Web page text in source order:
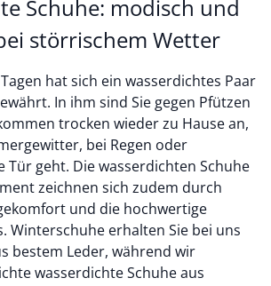
Schuhe: modisch und
störrischem Wetter
hat sich ein wasserdichtes Paar
In ihm sind Sie gegen Pfützen
trocken wieder zu Hause an,
bei Regen oder
Tür geht. Die wasserdichten Schuhe
zeichnen sich zudem durch
und die hochwertige
Winterschuhe erhalten Sie bei uns
bestem Leder, während wir
wasserdichte Schuhe aus